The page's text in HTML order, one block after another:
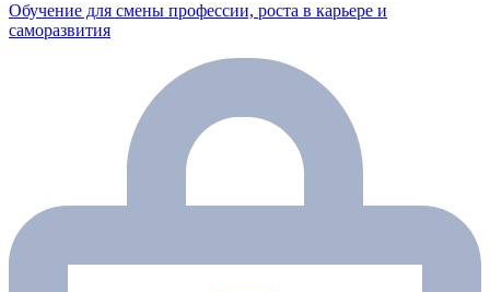
Обучение для смены профессии, роста в карьере и
саморазвития